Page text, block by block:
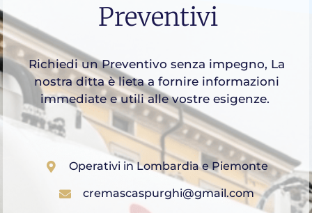
Preventivi
Richiedi un Preventivo senza impegno, La
nostra ditta è lieta a fornire informazioni
immediate e utili alle vostre esigenze.
Operativi in Lombardia e Piemonte
cremascaspurghi@gmail.com